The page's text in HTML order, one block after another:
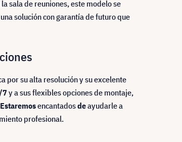
sala de reuniones, este modelo se
solución con garantía de futuro que
por su alta resolución y su excelente
7 y a sus flexibles opciones de montaje,
encantadosdeayudarle a
profesional.